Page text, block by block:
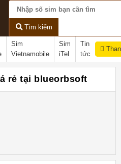
Tìm kiếm
Sim
Vietnamobile
Sim
iTel
Tin
tức
rẻ tại blueorbsoft